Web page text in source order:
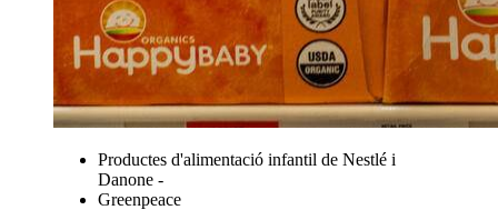
Productes d'alimentació infantil de Nestlé i
Danone -
Greenpeace